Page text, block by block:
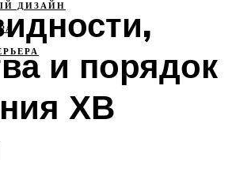
ДИЗАЙН
и порядок
ХВ